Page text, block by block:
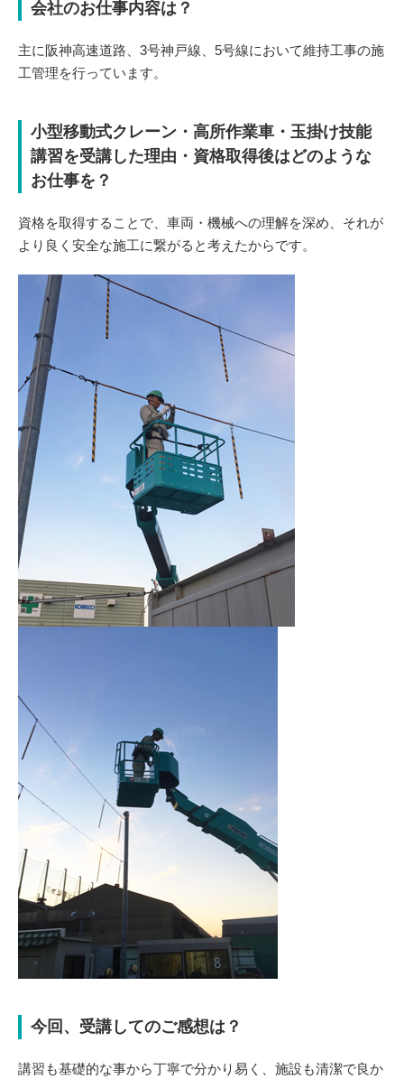
会社のお仕事内容は？
主に阪神高速道路、3号神戸線、5号線において維持工事の施
工管理を行っています。
小型移動式クレーン・高所作業車・玉掛け技能
講習を受講した理由・資格取得後はどのような
お仕事を？
資格を取得することで、車両・機械への理解を深め、それが
より良く安全な施工に繋がると考えたからです。
今回、受講してのご感想は？
講習も基礎的な事から丁寧で分かり易く、施設も清潔で良か